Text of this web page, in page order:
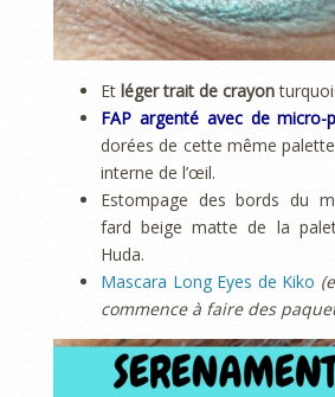
Et léger trait de crayon
FAP argenté avec de micro-
dorées de cette même
interne de l’œil.
Estompage des bords du
fard beige matte de la
Huda.
Mascara Long Eyes de Kiko
commence à faire des